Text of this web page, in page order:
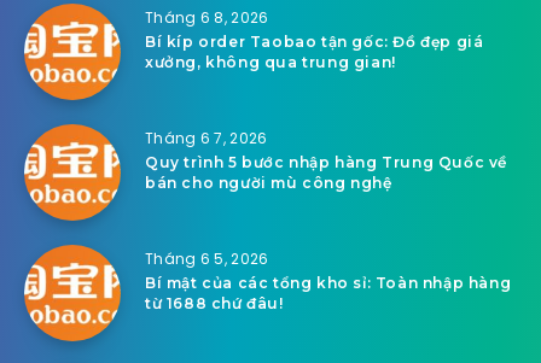
Tháng 6 8, 2026
Bí kíp order Taobao tận gốc: Đồ đẹp giá
xưởng, không qua trung gian!
Tháng 6 7, 2026
Quy trình 5 bước nhập hàng Trung Quốc về
bán cho người mù công nghệ
Tháng 6 5, 2026
Bí mật của các tổng kho sỉ: Toàn nhập hàng
từ 1688 chứ đâu!